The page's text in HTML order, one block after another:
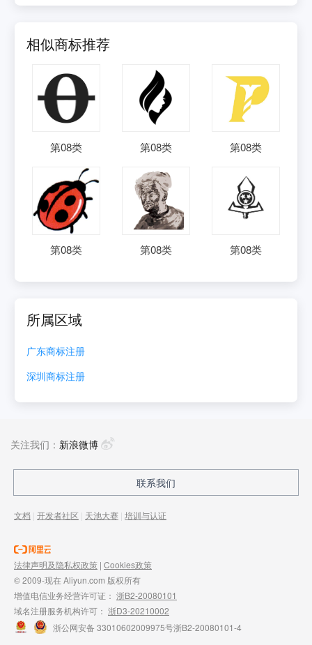
相似商标推荐
第08类 第08类 第08类
第08类 第08类 第08类
所属区域
广东商标注册
深圳商标注册